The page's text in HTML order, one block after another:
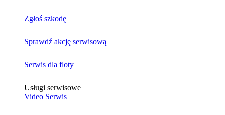
Zgłoś szkodę
Sprawdź akcję serwisową
Serwis dla floty
Usługi serwisowe
Video Serwis